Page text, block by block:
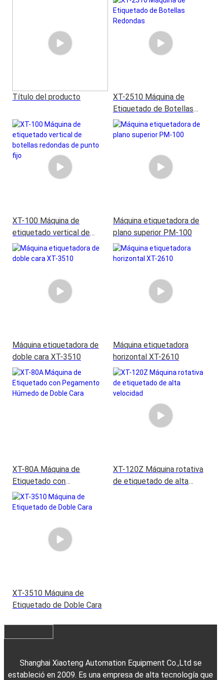
Título del producto
XT-2510 Máquina de
Etiquetado de Botellas
Redondas
XT-100 Máquina de
etiquetado vertical de
botellas redondas de
punto fijo
Máquina etiquetadora de
plano superior PM-100
Máquina etiquetadora de
doble cara XT-3510
Máquina etiquetadora
horizontal XT-2610
XT-80A Máquina de
Etiquetado con
Pegamento Húmedo de
Doble Cara
XT-120Z Máquina rotativa
de etiquetado de alta
XT-3510 Máquina de
Etiquetado de Doble Cara
Shanghai Xiaoteng Automation Equipment Co.,Ltd se
estableció en 2009. Es una empresa de alta tecnología que